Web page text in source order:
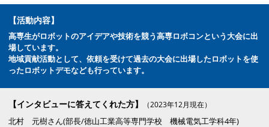
【活動内容】
高専生がロボットのアイデアや技術を競う高専ロボコンという大会に出
場しています。
地域貢献活動として、依頼を受けて過去の大会に出場したロボットを使
ったロボットデモなども行っています。
【インタビューに答えてくれた方】 （2023年12月現在）
北村 元樹さん(部長/徳山工業高等専門学校 機械電気工学科4年)